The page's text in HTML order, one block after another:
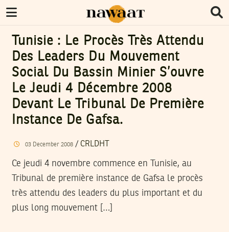
Tunisie : Le Procès Très Attendu
Des Leaders Du Mouvement
Social Du Bassin Minier S’ouvre
Le Jeudi 4 Décembre 2008
Devant Le Tribunal De Première
Instance De Gafsa.
03 December 2008/ CRLDHT
Ce jeudi 4 novembre commence en Tunisie, au
Tribunal de première instance de Gafsa le procès
très attendu des leaders du plus important et du
plus long mouvement […]